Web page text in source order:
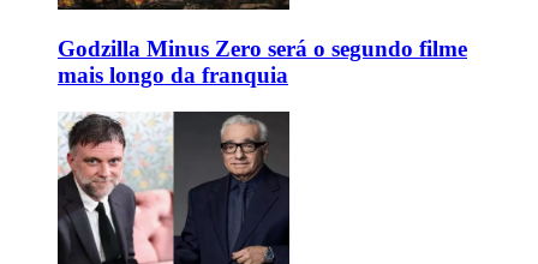
Godzilla Minus Zero será o segundo filme
mais longo da franquia